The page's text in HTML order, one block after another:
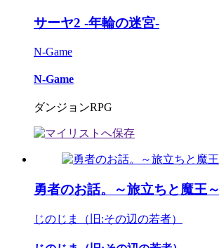
サーヤ2 -年輪の迷宮-
N-Game
N-Game
ダンジョンRPG
勇者のお話。～旅立ちと魔王～
じのじま（旧:その辺の若者）